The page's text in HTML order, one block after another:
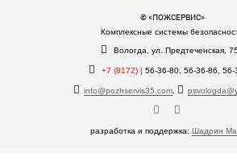
© «ПОЖСЕРВИС»
Комплексные системы
Вологда, ул. Предтеченская,
+7 (8172) | 56-36-80, 56-36-86, 56-
info@pozhservis35.com
разработка и поддержка: Шадрин